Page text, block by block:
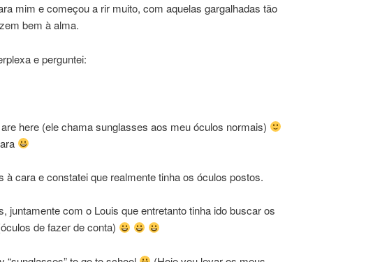
mim e começou a rir muito, com aquelas gargalhadas tão
bem à alma.
e perguntei:
here (ele chama sunglasses aos meu óculos normais)
à cara e constatei que realmente tinha os óculos postos.
juntamente com o Louis que entretanto tinha ido buscar os
de fazer de conta)